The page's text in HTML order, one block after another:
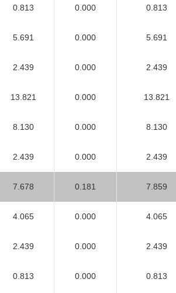
0.813 0.000 0.813
5.691 0.000 5.691
2.439 0.000 2.439
13.821 0.000 13.821
8.130 0.000 8.130
2.439 0.000 2.439
7.678 0.181 7.859
4.065 0.000 4.065
2.439 0.000 2.439
0.813 0.000 0.813